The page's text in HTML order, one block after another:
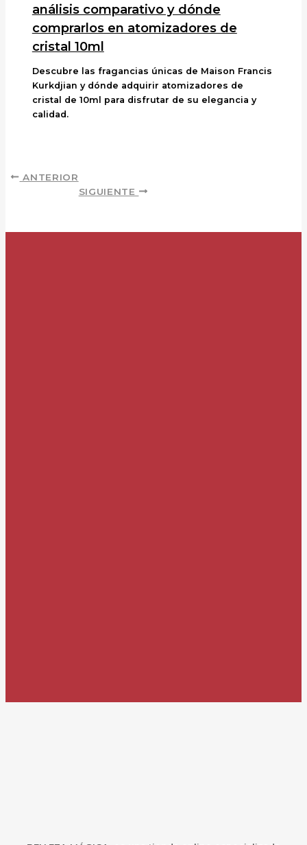
análisis comparativo y dónde
comprarlos en atomizadores de
cristal 10ml
Descubre las fragancias únicas de Maison Francis
Kurkdjian y dónde adquirir atomizadores de
cristal de 10ml para disfrutar de su elegancia y
calidad.
ANTERIOR
SIGUIENTE